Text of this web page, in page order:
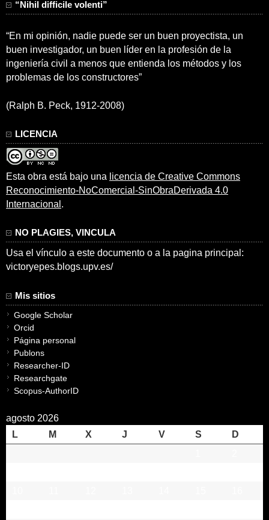
“Nihil difficile volenti”
“En mi opinión, nadie puede ser un buen proyectista, un
buen investigador, un buen líder en la profesión de la
ingeniería civil a menos que entienda los métodos y los
problemas de los constructores”
(Ralph B. Peck, 1912-2008)
LICENCIA
Esta obra está bajo una licencia de Creative Commons
Reconocimiento-NoComercial-SinObraDerivada 4.0
Internacional .
NO PLAGIES, VINCULA
Usa el vínculo a este documento o a la pagina principal:
victoryepes.blogs.upv.es/
Mis sitios
Google Scholar
Orcid
Página personal
Publons
Researcher-ID
Researchgate
Scopus-AuthorID
agosto 2026
L
M X J V S
D